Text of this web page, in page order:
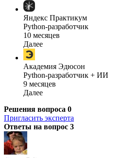
Яндекс Практикум
Python-разработчик
10 месяцев
Далее
Академия Эдюсон
Python-разработчик + ИИ
9 месяцев
Далее
Решения вопроса 0
Пригласить эксперта
Ответы на вопрос 3